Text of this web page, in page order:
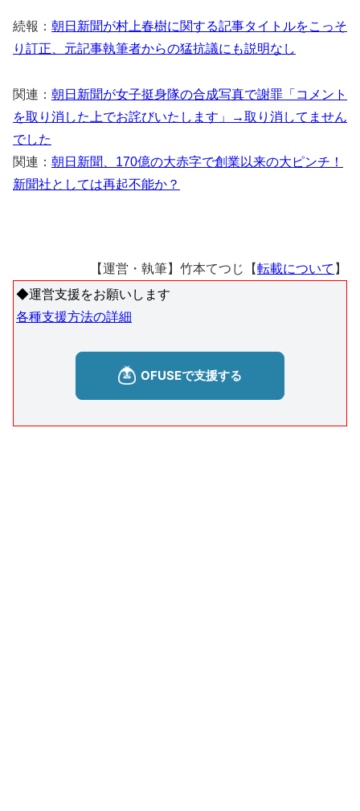
続報： 朝日新聞が村上春樹に関する記事タイトルをこっそ
り訂正、元記事執筆者からの猛抗議にも説明なし
関連： 朝日新聞が女子挺身隊の合成写真で謝罪「コメント
を取り消した上でお詫びいたします」→取り消してません
でした
関連： 朝日新聞、170億の大赤字で創業以来の大ピンチ！
新聞社としては再起不能か？
【運営・執筆】竹本てつじ【転載について 】
◆運営支援をお願いします
各種支援方法の詳細